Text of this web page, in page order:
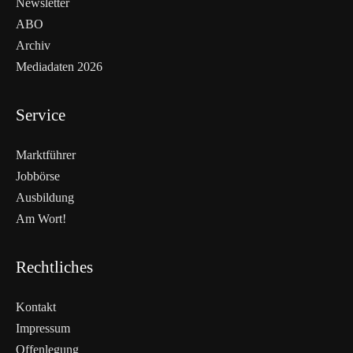
Newsletter
ABO
Archiv
Mediadaten 2026
Service
Marktführer
Jobbörse
Ausbildung
Am Wort!
Rechtliches
Kontakt
Impressum
Offenlegung